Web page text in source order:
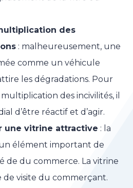
des
: malheureusement, une
comme un véhicule
les dégradations. Pour
des incivilités, il
d’être réactif et d’agir.
une vitrine attractive : la
élément important de
de du commerce. La vitrine
de visite du commerçant.